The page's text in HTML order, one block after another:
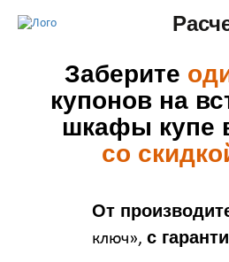
Заберите
купонов на
шкафы купе
со
От
ключ», с